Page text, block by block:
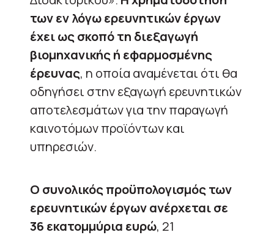
των εν λόγω ερευνητικών έργων
έχει ως σκοπό τη διεξαγωγή
βιομηχανικής ή εφαρμοσμένης
έρευνας, η οποία αναμένεται ότι θα
οδηγήσει στην εξαγωγή ερευνητικών
αποτελεσμάτων για την παραγωγή
καινοτόμων προϊόντων και
υπηρεσιών.
Ο συνολικός προϋπολογισμός των
ερευνητικών έργων ανέρχεται σε
36 εκατομμύρια ευρώ, 21